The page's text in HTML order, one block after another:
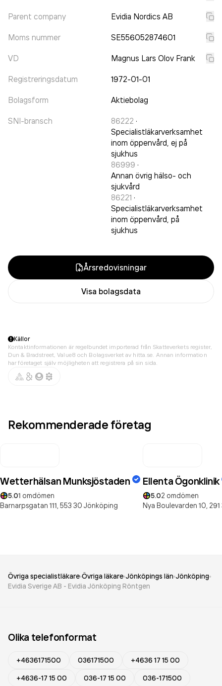
Parent company Evidia Nordics AB
Moms nummer SE556052874601
VD Magnus Lars Olov Frank
Registreringsdatum 1972-01-01
Bolagsform Aktiebolag
SNI-bransch 86222 ·
Specialistläkarverksamhet
inom öppenvård, ej på
sjukhus
86999 ·
Annan övrig hälso- och
sjukvård
86221 ·
Specialistläkarverksamhet
inom öppenvård, på
sjukhus
Årsredovisningar
Visa bolagsdata
Källor
Kontaktinformationen är regelbundet importerad från Skatteverkets register,
Dun & Bradstreet, Value8 och Bolagsverket av hitta.se. Annan information
har företaget själv möjligheten att registrera på sin sida.
Rekommenderade företag
Wetterhälsan Munksjöstaden
5.01 omdömen
Barnarpsgatan 111, 553 30 Jönköping
Ellenta Ögonklinik
5.02 omdömen
Nya Boulevarden 10, 291
Övriga specialistläkare Övriga läkare Jönköpings län Jönköping
Evidia Sverige AB - Evidia Jönköping Röntgen
Olika telefonformat
+4636171500 036171500
+4636 17 15 00
+4636-17 15 00
036-17 15 00 036-171500